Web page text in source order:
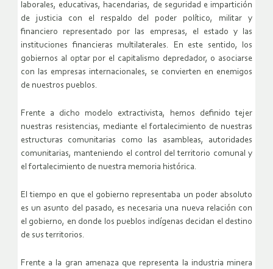
laborales, educativas, hacendarias, de seguridad e impartición
de justicia con el respaldo del poder político, militar y
financiero representado por las empresas, el estado y las
instituciones financieras multilaterales. En este sentido, los
gobiernos al optar por el capitalismo depredador, o asociarse
con las empresas internacionales, se convierten en enemigos
de nuestros pueblos.
Frente a dicho modelo extractivista, hemos definido tejer
nuestras resistencias, mediante el fortalecimiento de nuestras
estructuras comunitarias como las asambleas, autoridades
comunitarias, manteniendo el control del territorio comunal y
el fortalecimiento de nuestra memoria histórica.
El tiempo en que el gobierno representaba un poder absoluto
es un asunto del pasado, es necesaria una nueva relación con
el gobierno, en donde los pueblos indígenas decidan el destino
de sus territorios.
Frente a la gran amenaza que representa la industria minera